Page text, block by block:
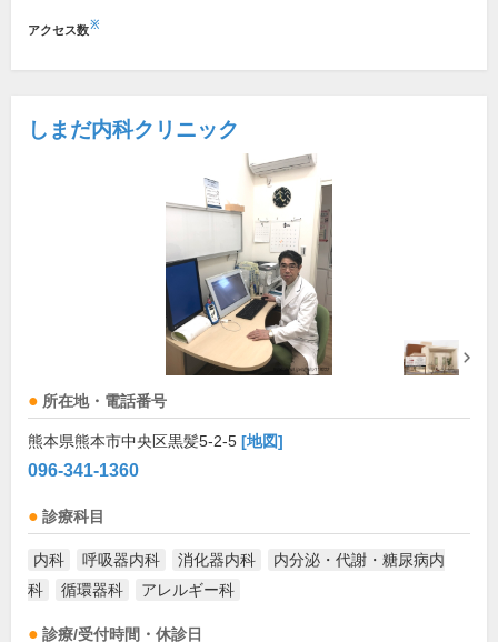
アクセス数※
しまだ内科クリニック
所在地・電話番号
熊本県熊本市中央区黒髪5-2-5 [地図]
096-341-1360
診療科目
内科 呼吸器内科 消化器内科
内分泌・代謝・糖尿病内
科
循環器科 アレルギー科
診療/受付時間・休診日